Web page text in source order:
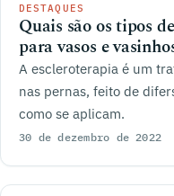
DESTAQUES
Quais são os tipos
para vasos e
A escleroterapia é um
nas pernas, feito de
como se aplicam.
30 de dezembro de 2022